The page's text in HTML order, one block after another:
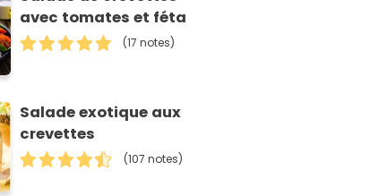
avec tomates et féta
(17 notes)
Salade exotique aux
crevettes
(107 notes)